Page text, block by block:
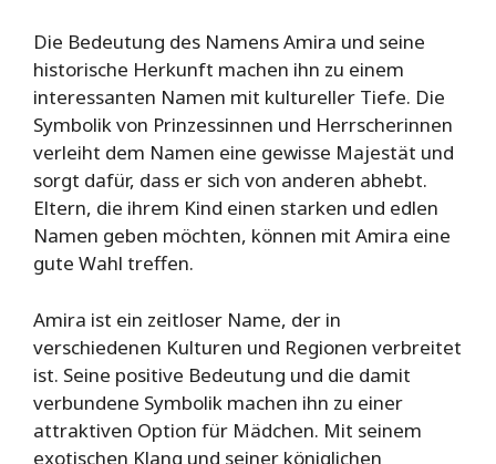
Die Bedeutung des Namens Amira und seine
historische Herkunft machen ihn zu einem
interessanten Namen mit kultureller Tiefe. Die
Symbolik von Prinzessinnen und Herrscherinnen
verleiht dem Namen eine gewisse Majestät und
sorgt dafür, dass er sich von anderen abhebt.
Eltern, die ihrem Kind einen starken und edlen
Namen geben möchten, können mit Amira eine
gute Wahl treffen.
Amira ist ein zeitloser Name, der in
verschiedenen Kulturen und Regionen verbreitet
ist. Seine positive Bedeutung und die damit
verbundene Symbolik machen ihn zu einer
attraktiven Option für Mädchen. Mit seinem
exotischen Klang und seiner königlichen